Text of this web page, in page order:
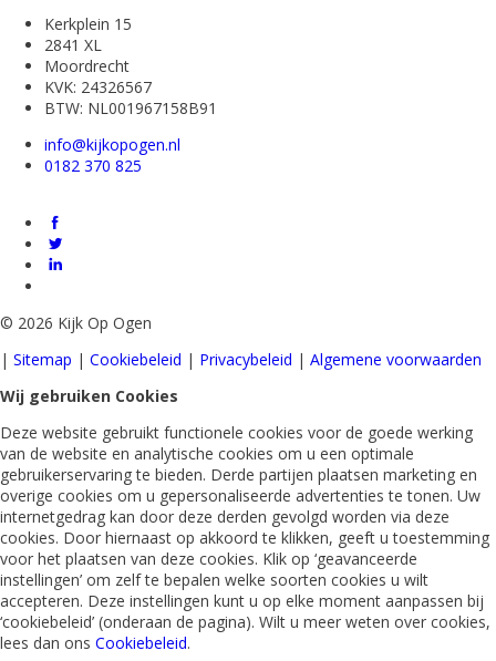
Kerkplein 15
2841 XL
Moordrecht
KVK: 24326567
BTW: NL001967158B91
info@kijkopogen.nl
0182 370 825
© 2026 Kijk Op Ogen
| Sitemap | Cookiebeleid | Privacybeleid | Algemene voorwaarden
Wij gebruiken Cookies
Deze website gebruikt functionele cookies voor de goede werking
van de website en analytische cookies om u een optimale
gebruikerservaring te bieden. Derde partijen plaatsen marketing en
overige cookies om u gepersonaliseerde advertenties te tonen. Uw
internetgedrag kan door deze derden gevolgd worden via deze
cookies. Door hiernaast op akkoord te klikken, geeft u toestemming
voor het plaatsen van deze cookies. Klik op ‘geavanceerde
instellingen’ om zelf te bepalen welke soorten cookies u wilt
accepteren. Deze instellingen kunt u op elke moment aanpassen bij
‘cookiebeleid’ (onderaan de pagina). Wilt u meer weten over cookies,
lees dan ons Cookiebeleid.